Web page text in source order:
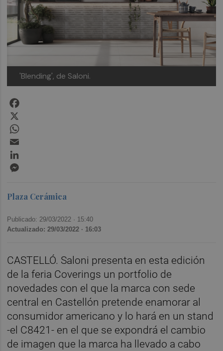
'Blending', de Saloni.
Plaza Cerámica
Publicado: 29/03/2022 · 15:40
Actualizado: 29/03/2022 · 16:03
CASTELLÓ. Saloni presenta en esta edición
de la feria Coverings un portfolio de
novedades con el que la marca con sede
central en Castellón pretende enamorar al
consumidor americano y lo hará en un stand
-el C8421- en el que se expondrá el cambio
de imagen que la marca ha llevado a cabo